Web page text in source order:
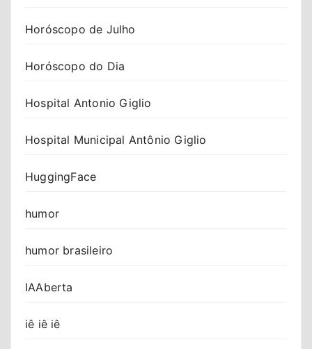
Horóscopo de Julho
Horóscopo do Dia
Hospital Antonio Giglio
Hospital Municipal Antônio Giglio
HuggingFace
humor
humor brasileiro
IAAberta
iê iê iê